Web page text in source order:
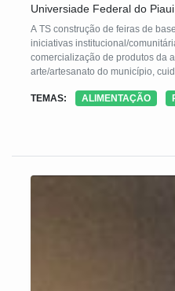
Universiade Federal do Piaui
A TS construção de feiras de base
iniciativas institucional/
comercialização de produtos da
arte/artesanato do município,
pensamento complexo;
da arte/artesanato,
TEMAS: ALIMENTAÇÃO